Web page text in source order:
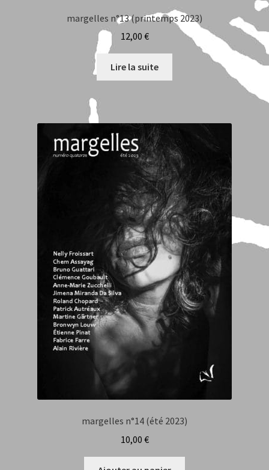
margelles n°13 (printemps 2023)
12,00 €
Lire la suite
margelles n°14 (été 2023)
10,00 €